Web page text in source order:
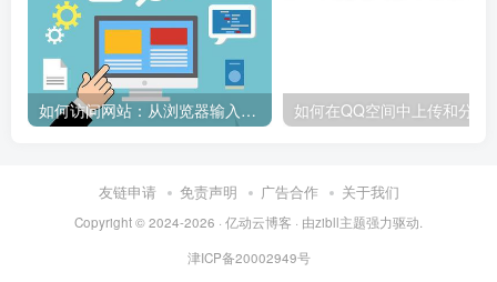
如何访问网站：从浏览器输入到页面加载的完整步骤详解
友链申请 免责声明 广告合作 关于我们
Copyright © 2024-2026 · 亿动云博客 · 由zibll主题强力驱动.
津ICP备20002949号